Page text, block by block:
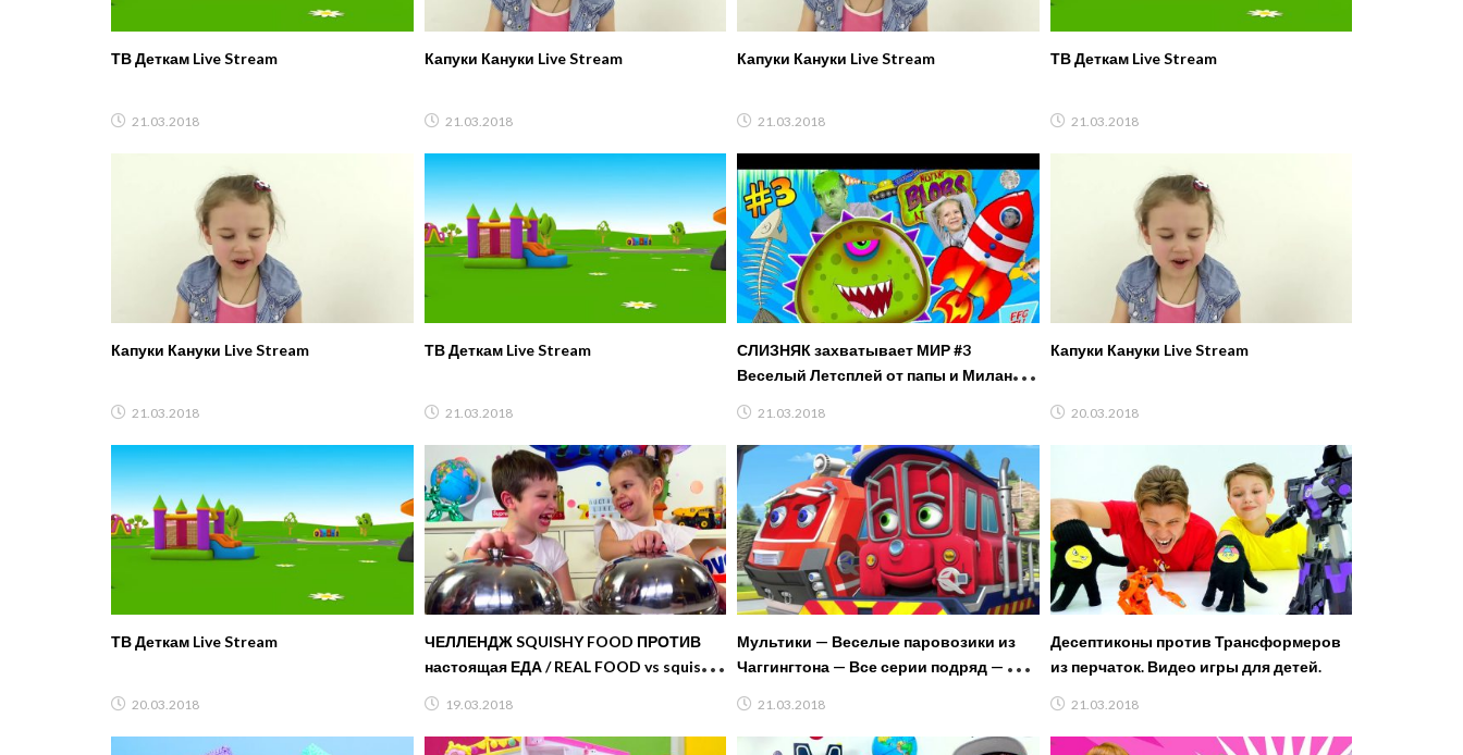
ТВ Деткам Live Stream
21.03.2018
Капуки Кануки Live Stream
21.03.2018
Капуки Кануки Live Stream
21.03.2018
ТВ Деткам Live Stream
21.03.2018
Капуки Кануки Live Stream
21.03.2018
ТВ Деткам Live Stream
21.03.2018
СЛИЗНЯК захватывает МИР #3
Веселый Летсплей от папы и Миланы
FFGTV
21.03.2018
Капуки Кануки Live Stream
20.03.2018
ТВ Деткам Live Stream
20.03.2018
ЧЕЛЛЕНДЖ SQUISHY FOOD ПРОТИВ
настоящая ЕДА / REAL FOOD vs squishy
19.03.2018
Мультики — Веселые паровозики из
Чаггингтона — Все серии подряд — 5
21.03.2018
Десептиконы против Трансформеров
из перчаток. Видео игры для детей.
21.03.2018